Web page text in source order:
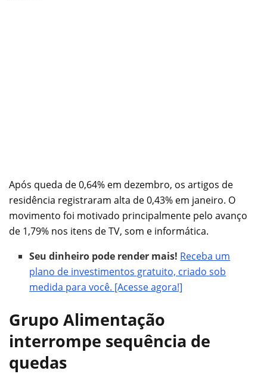
Após queda de 0,64% em dezembro, os artigos de
residência registraram alta de 0,43% em janeiro. O
movimento foi motivado principalmente pelo avanço
de 1,79% nos itens de TV, som e informática.
Seu dinheiro pode render mais! Receba um
plano de investimentos gratuito, criado sob
medida para você. [Acesse agora!]
Grupo Alimentação
interrompe sequência de
quedas